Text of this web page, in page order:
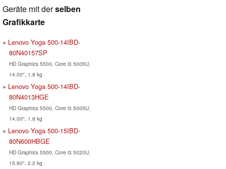
Geräte mit derselben
Grafikkarte
Lenovo Yoga 500-14IBD-
80N40157SP
HD Graphics 5500, Core i3 5005U,
14.00", 1.8 kg
Lenovo Yoga 500-14IBD-
80N4013HGE
HD Graphics 5500, Core i3 5005U,
14.00", 1.8 kg
Lenovo Yoga 500-15IBD-
80N600HBGE
HD Graphics 5500, Core i3 5020U,
15.60", 2.2 kg